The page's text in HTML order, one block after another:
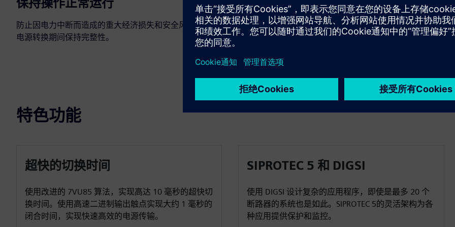
防止因电力中断而造成的重大经济损失和安全风险，并在
电源转换期间保持完整性。
避免在工业流程中进行代价高昂的停机。实现有效的电力
传输，以减少对制造和运营的影响。
特色功能
超快的切换时间
使用改进的 7VU85 算法，实现高达 10 毫秒的超快切
换时间。使用高速二进制输出触点实现大约 1 毫秒的
闭合时间，实现快速高效的电源传输。
SIPROTEC 5 和 DIGSI
使用 DIGSI 设计复杂的应用程序，即使是最多 20 个
断路器的系统也是如此。SIPROTEC 5的灵活架构为各
种应用提供保护和监控。